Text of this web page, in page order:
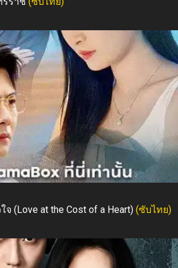
(Love at the Cost of a Heart) (ซับไทย)